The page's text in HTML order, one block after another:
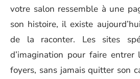
votre salon ressemble à une
son histoire, il existe
de la raconter. Les sites
d’imagination pour faire entrer
foyers, sans jamais quitter son